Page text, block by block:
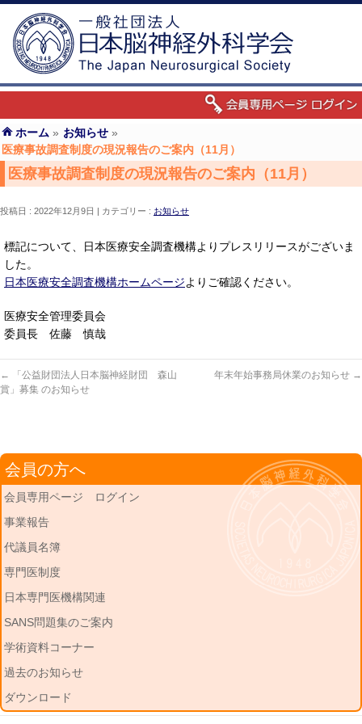
ホーム » お知らせ »
医療事故調査制度の現況報告のご案内（11月）
医療事故調査制度の現況報告のご案内（11月）
投稿日 : 2022年12月9日 カテゴリー : お知らせ
標記について、日本医療安全調査機構よりプレスリリースがございま
した。
日本医療安全調査機構ホームページよりご確認ください。
医療安全管理委員会
委員長 佐藤 慎哉
←
「公益財団法人日本脳神経財団 森山
賞」募集 のお知らせ
年末年始事務局休業のお知らせ →
会員の方へ
会員専用ページ ログイン
事業報告
代議員名簿
専門医制度
日本専門医機構関連
SANS問題集のご案内
学術資料コーナー
過去のお知らせ
ダウンロード